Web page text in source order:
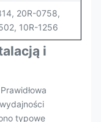
20R-0758,
10R-1256
i
typowe